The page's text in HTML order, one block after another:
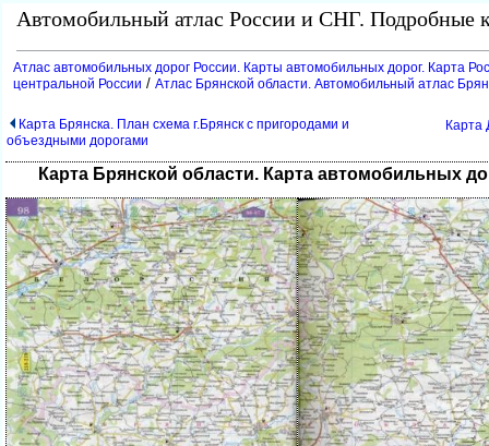
Автомобильный атлас России и СНГ. Подробные
Атлас автомобильных дорог России. Карты автомобильных дорог. Карта
центральной России / Атлас Брянской области. Автомобильный атлас
Карта Брянска. План схема г.Брянск с пригородами и
объездными дорогами
Карта
Карта Брянской области. Карта автомобильных